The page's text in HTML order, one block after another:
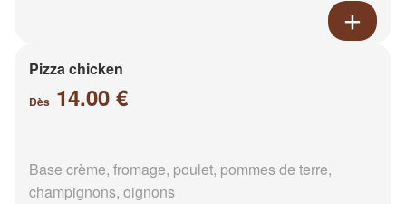
Pizza chicken
Dès 14.00 €
Base crème, fromage, poulet, pommes de terre,
champignons, oignons